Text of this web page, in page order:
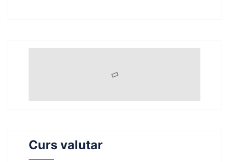
Curs valutar